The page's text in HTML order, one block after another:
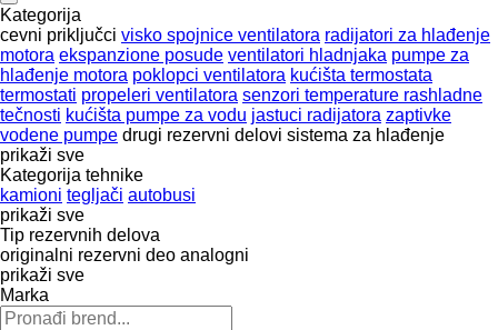
Kategorija
cevni priključci visko spojnice ventilatora radijatori za hlađenje
motora ekspanzione posude ventilatori hladnjaka pumpe za
hlađenje motora poklopci ventilatora kućišta termostata
termostati propeleri ventilatora senzori temperature rashladne
tečnosti kućišta pumpe za vodu jastuci radijatora zaptivke
vodene pumpe drugi rezervni delovi sistema za hlađenje
prikaži sve
Kategorija tehnike
kamioni tegljači autobusi
prikaži sve
Tip rezervnih delova
originalni rezervni deo analogni
prikaži sve
Marka